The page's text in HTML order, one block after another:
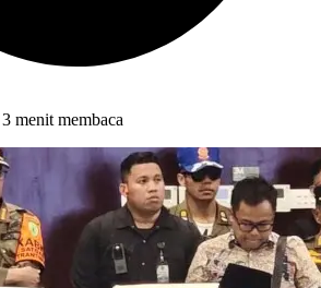
3 menit membaca